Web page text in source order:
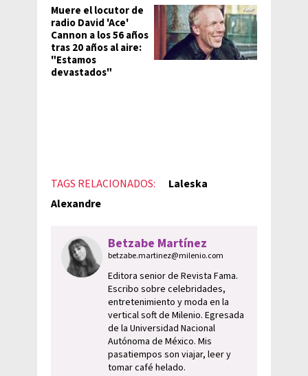
Muere el locutor de
radio David 'Ace'
Cannon a los 56 años
tras 20 años al aire:
"Estamos
devastados"
TAGS RELACIONADOS:
Laleska
Alexandre
Betzabe Martínez
betzabe.martinez@milenio.com
Editora senior de Revista Fama.
Escribo sobre celebridades,
entretenimiento y moda en la
vertical soft de Milenio. Egresada
de la Universidad Nacional
Autónoma de México. Mis
pasatiempos son viajar, leer y
tomar café helado.